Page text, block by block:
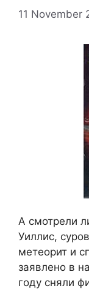
11 November
А смотрели
Уиллис,
метеорит и
заявлено в
году сняли